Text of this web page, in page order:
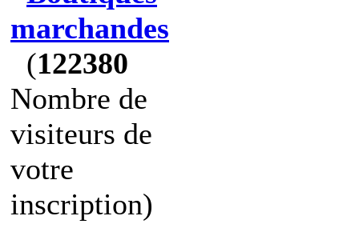
marchandes
(122380
Nombre de
visiteurs de
votre
inscription)